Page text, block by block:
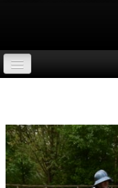
Galerie▼
Le costume ▼